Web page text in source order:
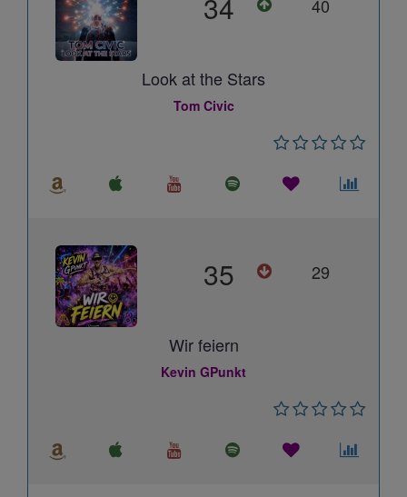
40
Look at the Stars
Tom Civic
35 29
Wir feiern
Kevin GPunkt